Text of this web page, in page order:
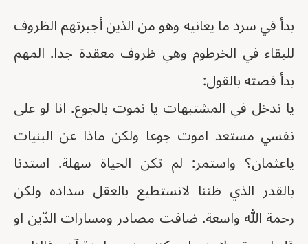
بدأ في سرد ما يعانيه وهو من الذين أجبرتهم الظروف
للبقاء في الخرطوم وهي ظروف معقدة جدا. المهم
بدأ قصته بالقول:
يا ندخل في المشتبهات يا نموت بالجوع. انا لو على
نفسي مستعد اموت جوعا ولكن ماذا عن البنيات
ياعثمان؟ واستمر: لم تكن الحياة سهلة. استدنا
بالقدر الذي ظننا لانستطيع بالعقل سداده ولكن
رحمة الله واسعة. ضاقت مصادر ومسارات الدّين او